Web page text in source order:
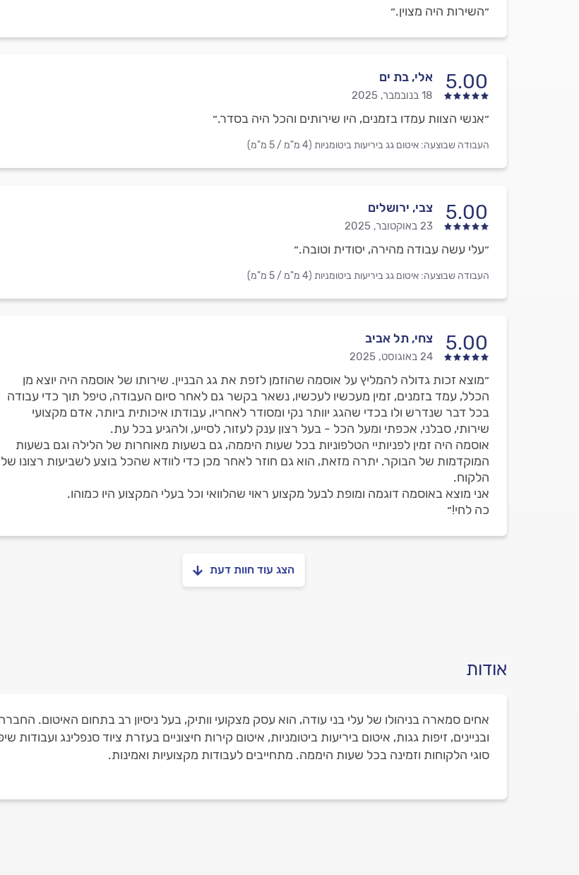
״השירות היה מצוין.״
5.00 אלי, בת ים
18 בנובמבר, 2025
״אנשי הצוות עמדו בזמנים, היו שירותים והכל היה בסדר.״
העבודה שבוצעה: איטום גג ביריעות ביטומניות (4 מ"מ / 5 מ"מ)
5.00 צבי, ירושלים
23 באוקטובר, 2025
״עלי עשה עבודה מהירה, יסודית וטובה.״
העבודה שבוצעה: איטום גג ביריעות ביטומניות (4 מ"מ / 5 מ"מ)
5.00 צחי, תל אביב
24 באוגוסט, 2025
״מוצא זכות גדולה להמליץ על אוסמה שהוזמן לזפת את גג הבניין. שירותו של אוסמה היה יוצא מן
הכלל, עמד בזמנים, זמין מעכשיו לעכשיו, נשאר בקשר גם לאחר סיום העבודה, טיפל תוך כדי עבודה
בכל דבר שנדרש ולו בכדי שהגג יוותר נקי ומסודר לאחריו, עבודתו איכותית ביותר, אדם מקצועי
שירותי, סבלני, אכפתי ומעל הכל - בעל רצון ענק לעזור, לסייע, ולהגיע בכל עת.
אוסמה היה זמין לפניותיי הטלפוניות בכל שעות היממה, גם בשעות מאוחרות של הלילה וגם בשעות
המוקדמות של הבוקר. יתרה מזאת, הוא גם חוזר לאחר מכן כדי לוודא שהכל בוצע לשביעות רצונו של
הלקוח.
אני מוצא באוסמה דוגמה ומופת לבעל מקצוע ראוי שהלוואי וכל בעלי המקצוע היו כמוהו.
כה לחי!״
הצג עוד חוות דעת
אודות
אחים סמארה בניהולו של עלי בני עודה, הוא עסק מצקועי וותיק, בעל ניסיון רב בתחום האיטום.
ובניינים, זיפות גגות, איטום ביריעות ביטומניות, איטום קירות חיצוניים בעזרת ציוד סנפלינג
סוגי הלקוחות וזמינה בכל שעות היממה. מתחייבים לעבודות מקצועיות ואמינות.